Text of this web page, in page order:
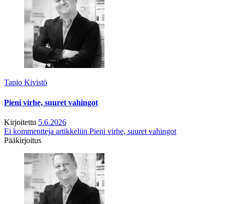
Tapio Kivistö
Pieni virhe, suuret vahingot
Kirjoitettu 5.6.2026
Ei kommentteja artikkeliin Pieni virhe, suuret vahingot
Pääkirjoitus